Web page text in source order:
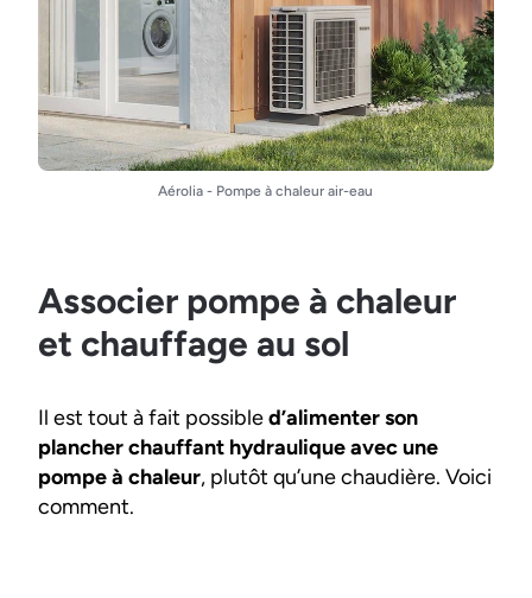
Aérolia - Pompe à chaleur air-eau
Associer pompe à chaleur
et chauffage au sol
Il est tout à fait possibled’alimenter son
plancher chauffant hydraulique avec une
pompe à chaleur, plutôt qu’une chaudière. Voici
comment.